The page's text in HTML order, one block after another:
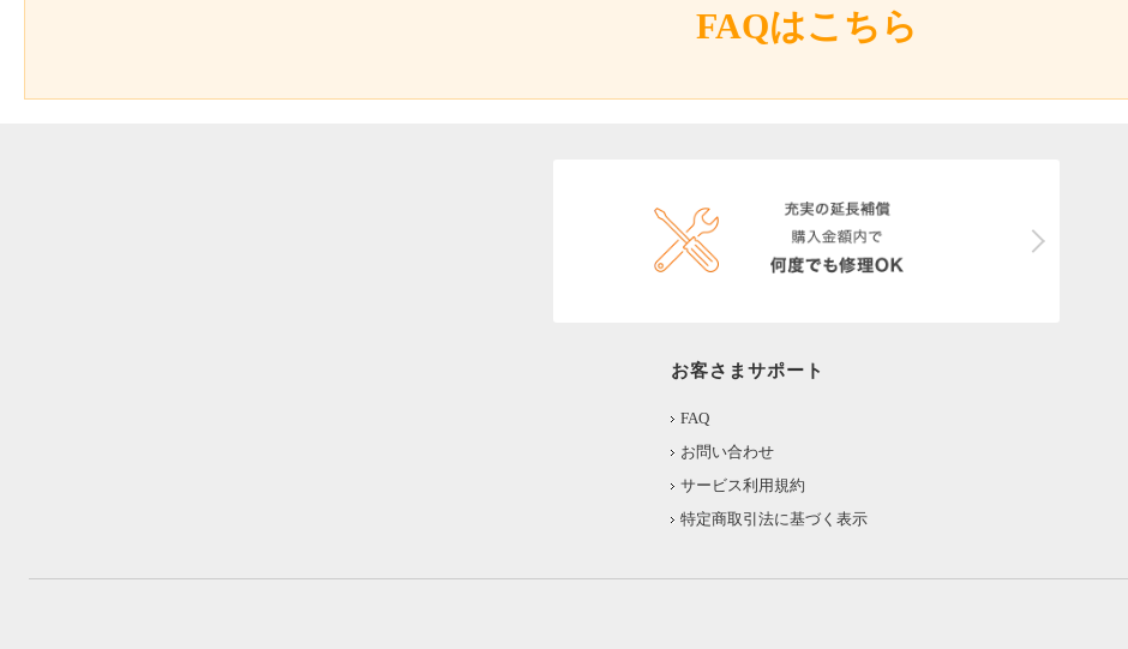
FAQはこちら
お客さまサポート
FAQ
お問い合わせ
サービス利用規約
特定商取引法に基づく表示